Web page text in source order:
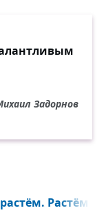
Задорнов
Растём в